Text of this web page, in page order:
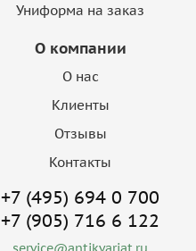
Униформа на заказ
О компании
О нас
Клиенты
Отзывы
Контакты
+7 (495) 694 0 700
+7 (905) 716 6 122